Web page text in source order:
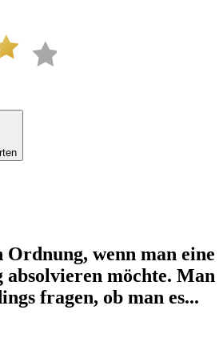
Ordnung, wenn man eine
absolvieren möchte. Man
fragen, ob man es...